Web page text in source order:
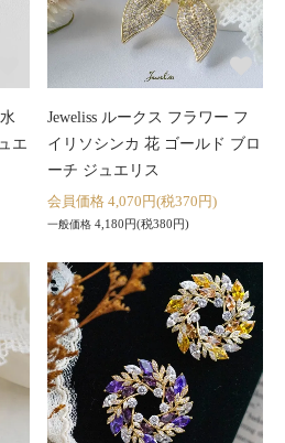
エ
Jeweliss ルークス フラワー フ
イリソシンカ 花 ゴールド ブロ
ーチ ジュエリス
会員価格 4,070円(税370円)
一般価格 4,180円(税380円)